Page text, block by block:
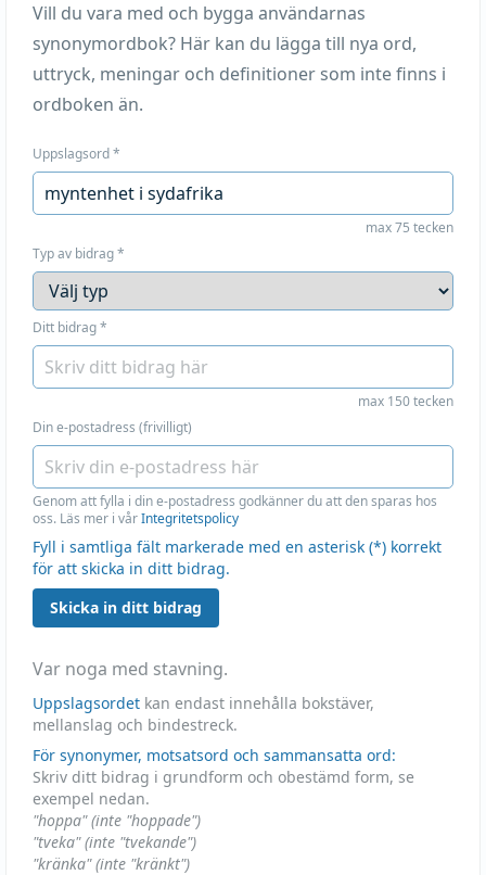
Vill du vara med och bygga användarnas
synonymordbok? Här kan du lägga till nya ord,
uttryck, meningar och definitioner som inte finns i
ordboken än.
Uppslagsord*
max 75 tecken
Typ av bidrag*
Ditt bidrag*
max 150 tecken
Din e-postadress (frivilligt)
Genom att fylla i din e-postadress godkänner du att den sparas hos
oss. Läs mer i vårIntegritetspolicy
Fyll i samtliga fält markerade med en asterisk (*) korrekt
för att skicka in ditt bidrag.
Skicka in ditt bidrag
Var noga med stavning.
Uppslagsordet kan endast innehålla bokstäver,
mellanslag och bindestreck.
För synonymer, motsatsord och sammansatta ord:
Skriv ditt bidrag i grundform och obestämd form, se
exempel nedan.
"hoppa" (inte "hoppade")
"tveka" (inte "tvekande")
"kränka" (inte "kränkt")